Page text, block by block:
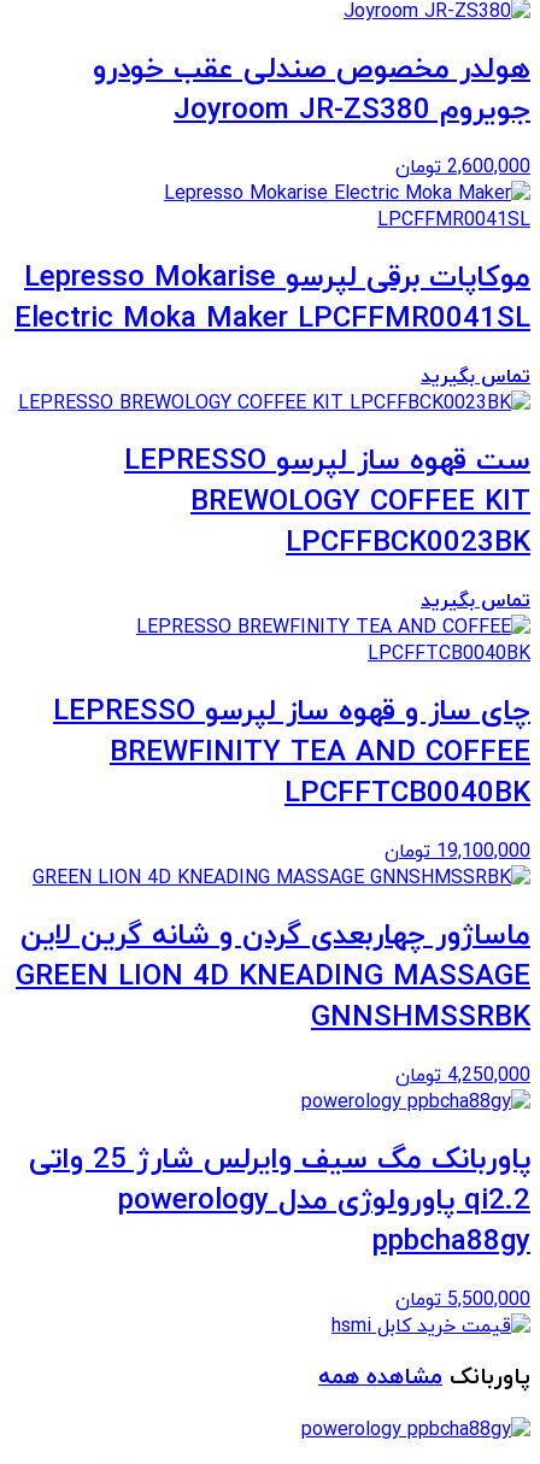
هولدر مخصوص صندلی عقب خودرو
جویروم Joyroom JR-ZS380
2,600,000 تومان
موکاپات برقی لپرسو Lepresso Mokarise
Electric Moka Maker LPCFFMR0041SL
تماس بگیرید
ست قهوه ساز لپرسو LEPRESSO
BREWOLOGY COFFEE KIT
LPCFFBCK0023BK
تماس بگیرید
چای ساز و قهوه ساز لپرسو LEPRESSO
BREWFINITY TEA AND COFFEE
LPCFFTCB0040BK
19,100,000 تومان
ماساژور چهاربعدی گردن و شانه گرین لاین
GREEN LION 4D KNEADING MASSAGE
GNNSHMSSRBK
4,250,000 تومان
پاوربانک مگ سیف وایرلس شارژ 25 واتی
qi2.2 پاورولوژی مدل powerology
ppbcha88gy
5,500,000 تومان
پاوربانک مشاهده همه